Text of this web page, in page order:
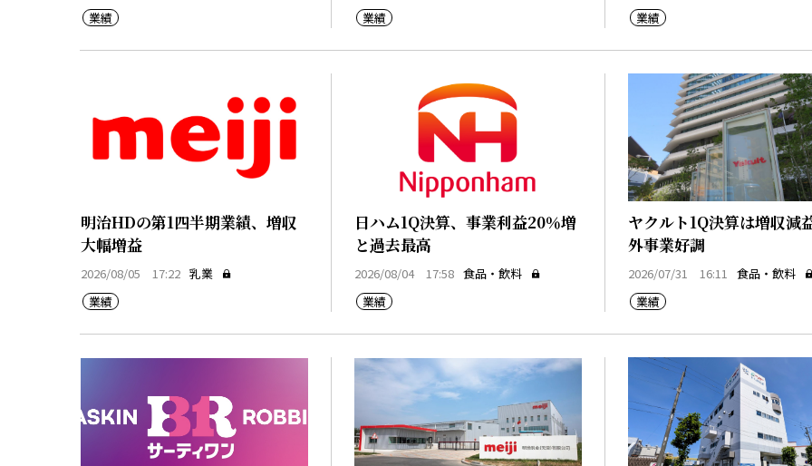
業績
業績
業績
明治HDの第1四半期業績、増収
大幅増益
2026/08/05 17:22 乳業
業績
日ハム1Q決算、事業利益20％増
と過去最高
2026/08/04 17:58 食品・飲料
業績
ヤクルト1Q決算は増収減
外事業好調
2026/07/31 16:11 食品・飲料
業績